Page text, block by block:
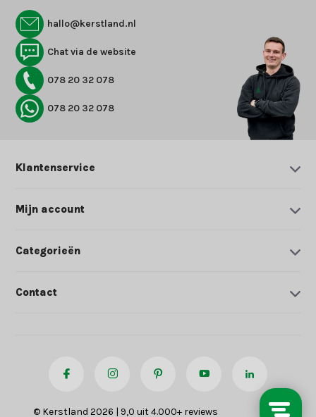
hallo@kerstland.nl
Chat via de website
078 20 32 078
078 20 32 078
Klantenservice
Mijn account
Categorieën
Contact
© Kerstland 2026 | 9,0 uit 4.000+ reviews